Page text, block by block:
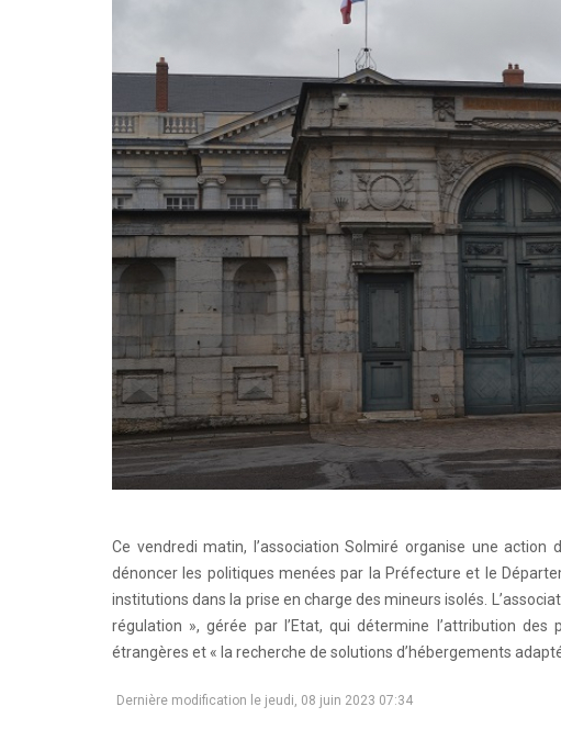
Ce vendredi matin, l’association Solmiré organise une
dénoncer les politiques menées par la Préfecture et le
institutions dans la prise en charge des mineurs isolés.
régulation », gérée par l’Etat, qui détermine l’attribution des
étrangères et « la recherche de solutions d’hébergements
Dernière modification le jeudi, 08 juin 2023 07:34